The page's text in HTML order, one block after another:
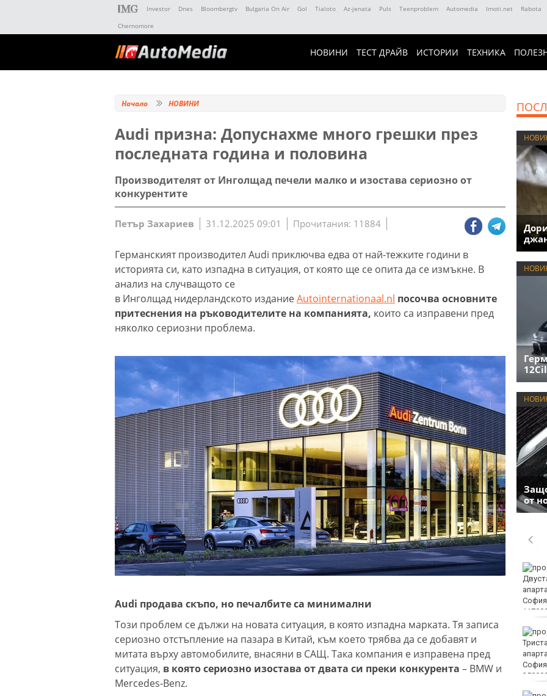
Investor Dnes Bloombergtv Bulgaria On Air Gol Tialoto Az-jenata Puls Teenproblem Automedia Imoti.net Rabota
Chernomore
НОВИНИ ТЕСТ ДРАЙВ ИСТОРИИ ТЕХНИКА
Начало НОВИНИ
Аudi призна: Допуснахме много грешки през
последната година и половина
Производителят от Инголщад печели малко и изостава сериозно от
конкурентите
Петър Захариев 31.12.2025 09:01 Прочитания: 11884
Германският производител Audi приключва едва от най-тежките години в
историята си, като изпадна в ситуация, от която ще се опита да се измъкне. В
анализ на случващото се
в Инголщад нидерландското изданиеAutointernationaal.nl посочва основните
притеснения на ръководителите на компанията, които са изправени пред
няколко сериозни проблема.
Audi продава скъпо, но печалбите са минимални
Този проблем се дължи на новата ситуация, в която изпадна марката. Тя записа
сериозно отстъпление на пазара в Китай, към което трябва да се добавят и
митата върху автомобилите, внасяни в САЩ. Така компания е изправена пред
ситуация, в която сериозно изостава от двата си преки конкурента – BMW и
Mercedes-Benz.
от
Винисиус Жуниор
преподписа с Реал
ЦСКА удари с 3:0 Макаби
като гост